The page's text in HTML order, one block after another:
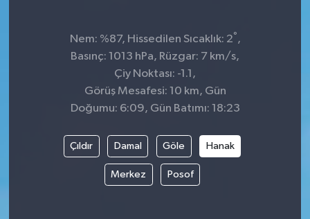
Nem: %87, Hissedilen Sıcaklık: 2° ,
Basınç: 1013 hPa, Rüzgar: 7 km/s,
Çiy Noktası: -1.1,
Görüş Mesafesi: 10 km, Gün
Doğumu: 6:09, Gün Batımı: 18:23
Çıldır Damal Göle Hanak
Merkez Posof